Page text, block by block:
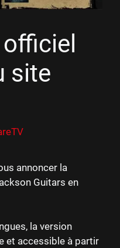
site
annoncer la
Guitars en
la version
et accessible à partir